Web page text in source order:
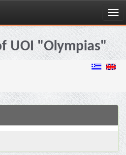
UOI "Olympias"